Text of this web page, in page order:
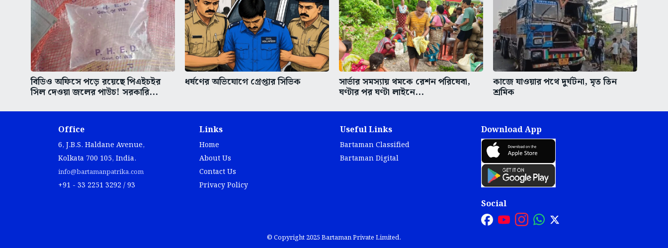
বিডিও অফিসে পড়ে রয়েছে পিএইচইর
সিল দেওয়া জলের পাউচ! সরকারি...
ধর্ষণের অভিযোগে গ্রেপ্তার সিভিক সার্ভার সমস্যায় থমকে রেশন পরিষেবা,
ঘণ্টার পর ঘণ্টা লাইনে...
কাজে যাওয়ার পথে দুর্ঘটনা, মৃত তিন
শ্রমিক
Office
6, J.B.S. Haldane Avenue,
Kolkata 700 105, India.
info@bartamanpatrika.com
+91 - 33 2251 3292 / 93
Links
Home
About Us
Contact Us
Privacy Policy
Useful Links
Bartaman Classified
Bartaman Digital
Download App
Social
© Copyright 2025 Bartaman Private Limited.